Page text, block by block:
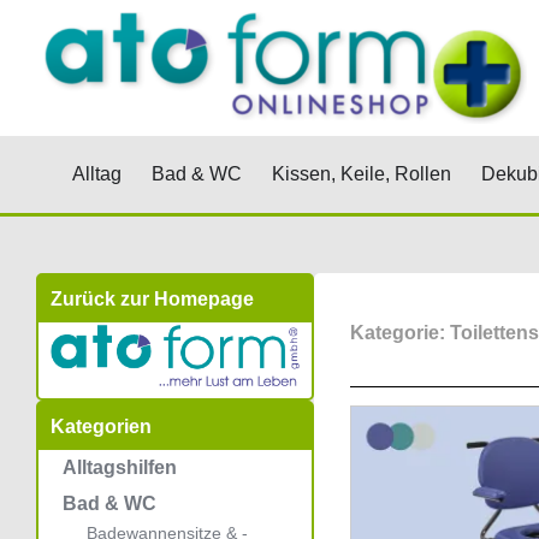
springen
Alltag Öffne Alltag
Bad & WC Öffne Bad & WC
Kissen, Keile, Rollen Öffne
Zurück zur Homepage
Kategorien
Alltagshilfen
Bad & WC
Badewannensitze & -
Kategorie: